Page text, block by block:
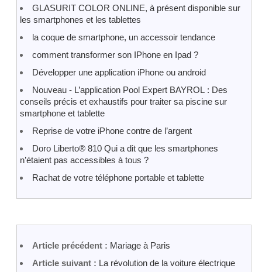
GLASURIT COLOR ONLINE, à présent disponible sur
les smartphones et les tablettes
la coque de smartphone, un accessoir tendance
comment transformer son IPhone en Ipad ?
Développer une application iPhone ou android
Nouveau - L’application Pool Expert BAYROL : Des
conseils précis et exhaustifs pour traiter sa piscine sur
smartphone et tablette
Reprise de votre iPhone contre de l’argent
Doro Liberto® 810 Qui a dit que les smartphones
n’étaient pas accessibles à tous ?
Rachat de votre téléphone portable et tablette
Article précédent : Mariage à Paris
Article suivant : La révolution de la voiture électrique